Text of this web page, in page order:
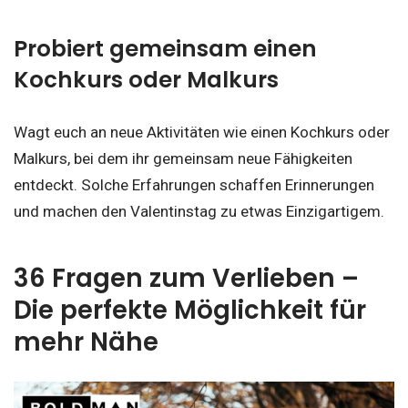
Probiert gemeinsam einen
Kochkurs oder Malkurs
Wagt euch an neue Aktivitäten wie einen Kochkurs oder
Malkurs, bei dem ihr gemeinsam neue Fähigkeiten
entdeckt. Solche Erfahrungen schaffen Erinnerungen
und machen den Valentinstag zu etwas Einzigartigem.
36 Fragen zum Verlieben –
Die perfekte Möglichkeit für
mehr Nähe